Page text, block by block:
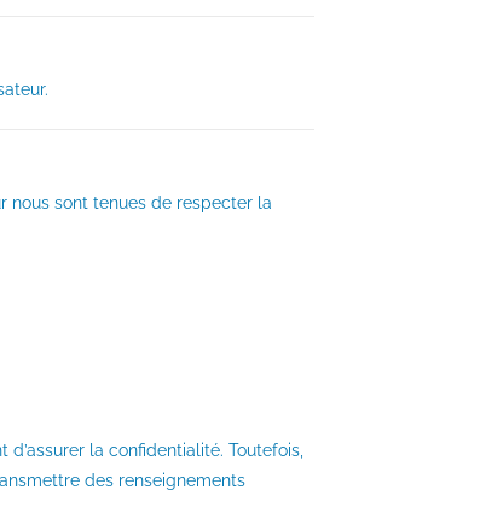
nous sont tenues de respecter la
la confidentialité. Toutefois,
des renseignements